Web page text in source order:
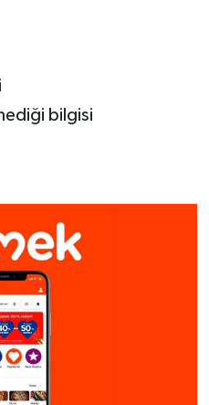
bilgisi